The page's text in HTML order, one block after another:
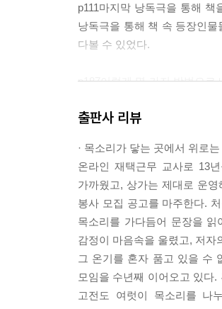
p111마지막 낭독극을 통해
낭독극을 통해 책 속 등장인
다볼 수 있었다.
p187이렇게 몇 가지 방법으로
을 꼭 기억하자. 나를 더욱더
p220낭독인으로서 목소리에
을 느낀다. 전달되는 목소리에
기도 한다.
가장 듣기 좋은 낭독의 소리
리에는 그 사람의 세상이 그대
--- 본문 중에서
출판사 리뷰
· 목소리가 닿는 곳에서 위로
온라인 재택근무 교사로 13
가까웠고, 상가는 제대로 운
봉사 모집 공고를 마주한다.
목소리를 가다듬어 문장을
감정이 마음속을 울렸고, 저자
그 온기를 혼자 품고 있을 수
모임을 수년째 이어오고 있다
고전도 여럿이 목소리를 나